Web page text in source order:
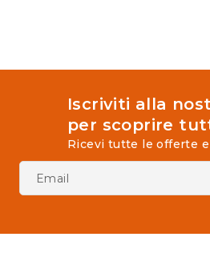
Iscriviti alla
per scoprire
Ricevi tutte le offerte